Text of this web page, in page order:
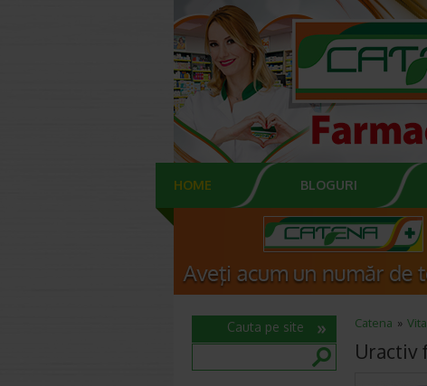
HOME BLOGURI
Catena
Uractiv
Cauta pe site